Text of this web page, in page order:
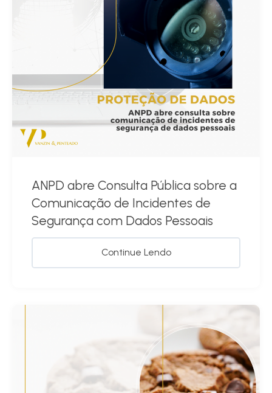
ANPD abre Consulta Pública sobre a
Comunicação de Incidentes de
Segurança com Dados Pessoais
Continue Lendo